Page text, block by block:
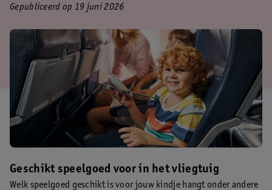
Gepubliceerd op 19 juni 2026
Geschikt speelgoed voor in het vliegtuig
Welk speelgoed geschikt is voor jouw kindje hangt onder andere